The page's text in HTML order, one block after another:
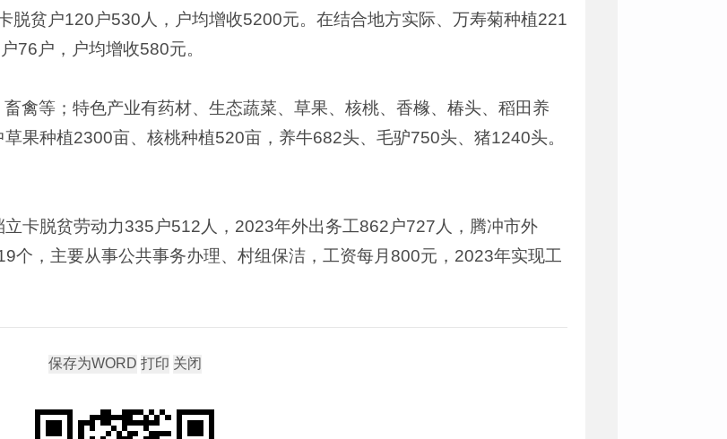
脱贫户120户530人，户均增收5200元。在结合地方实际、万寿菊种植221
76户，户均增收580元。
禽等；特色产业有药材、生态蔬菜、草果、核桃、香橼、椿头、稻田养
果种植2300亩、核桃种植520亩，养牛682头、毛驴750头、猪1240头。
卡脱贫劳动力335户512人，2023年外出务工862户727人，腾冲市外
个，主要从事公共事务办理、村组保洁，工资每月800元，2023年实现工